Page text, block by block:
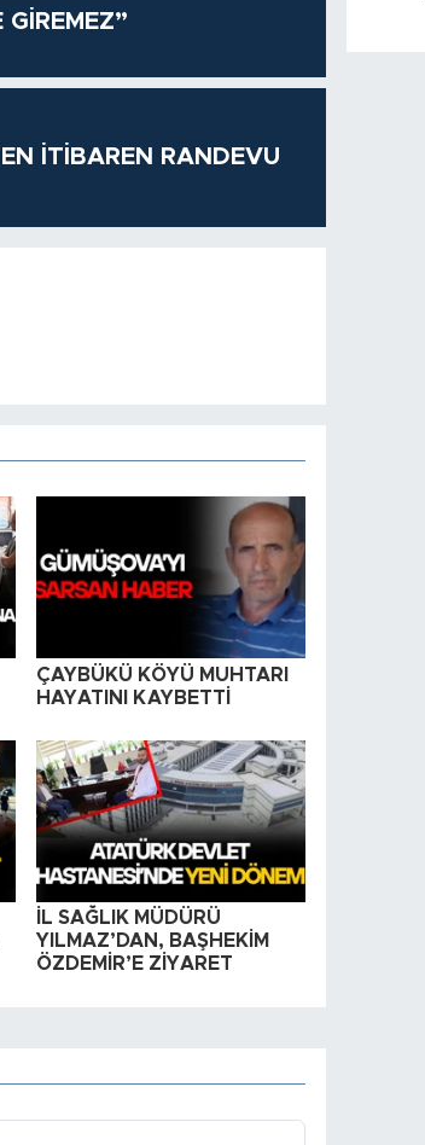
İTİBAREN RANDEVU
ÇAYBÜKÜ KÖYÜ MUHTARI
HAYATINI KAYBETTİ
İL SAĞLIK MÜDÜRÜ
YILMAZ’DAN, BAŞHEKİM
ÖZDEMİR’E ZİYARET